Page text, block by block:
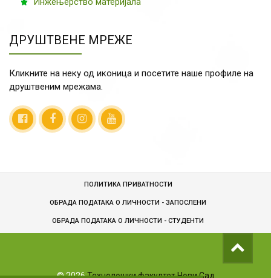
ДРУШТВЕНЕ МРЕЖЕ
Кликните на неку од иконица и посетите наше профиле на
друштвеним мрежама.
ПОЛИТИКА ПРИВАТНОСТИ
ОБРАДА ПОДАТАКА О ЛИЧНОСТИ - ЗАПОСЛЕНИ
ОБРАДA ПОДАТАКА О ЛИЧНОСТИ - СТУДЕНТИ
©2026Технолошки факултет Нови Сад